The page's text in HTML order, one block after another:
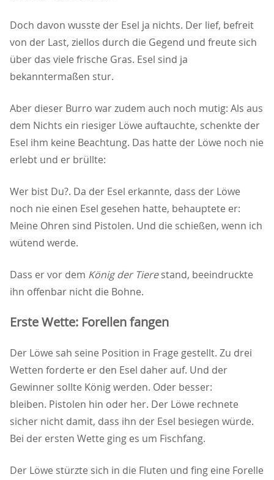
Doch davon wusste der Esel ja nichts. Der lief, befreit
von der Last, ziellos durch die Gegend und freute sich
über das viele frische Gras. Esel sind ja
bekanntermaßen stur.
Aber dieser Burro war zudem auch noch mutig: Als aus
dem Nichts ein riesiger Löwe auftauchte, schenkte der
Esel ihm keine Beachtung. Das hatte der Löwe noch nie
erlebt und er brüllte:
Wer bist Du?. Da der Esel erkannte, dass der Löwe
noch nie einen Esel gesehen hatte, behauptete er:
Meine Ohren sind Pistolen. Und die schießen, wenn ich
wütend werde.
Dass er vor dem König der Tierestand, beeindruckte
ihn offenbar nicht die Bohne.
Erste Wette: Forellen fangen
Der Löwe sah seine Position in Frage gestellt. Zu drei
Wetten forderte er den Esel daher auf. Und der
Gewinner sollte König werden. Oder besser:
bleiben. Pistolen hin oder her. Der Löwe rechnete
sicher nicht damit, dass ihn der Esel besiegen würde.
Bei der ersten Wette ging es um Fischfang.
Der Löwe stürzte sich in die Fluten und fing eine Forelle